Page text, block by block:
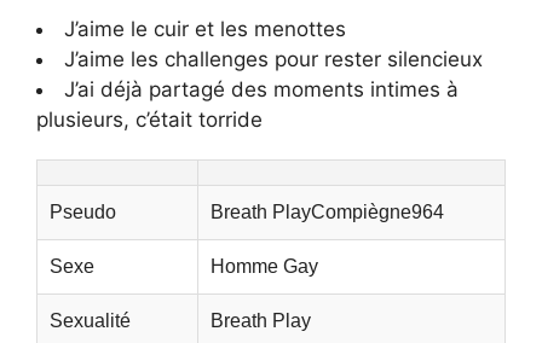
J’aime le cuir et les menottes
J’aime les challenges pour rester silencieux
J’ai déjà partagé des moments intimes à
plusieurs, c’était torride
Pseudo Breath PlayCompiègne964
Sexe Homme Gay
Sexualité Breath Play